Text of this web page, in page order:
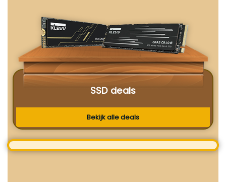
SSD deals
Bekijk alle deals